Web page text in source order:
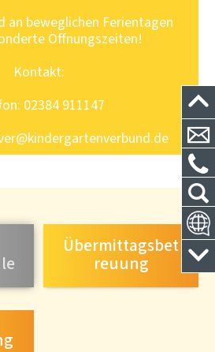
an beweglichen Ferientagen
Öffnungszeiten!
Kontakt:
02384 911147
Übermittagsbet
reuung